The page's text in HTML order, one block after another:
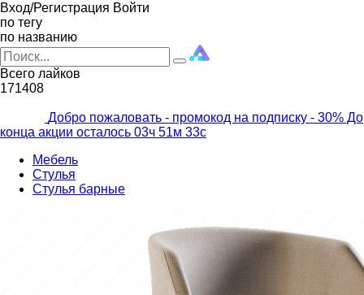
Вход/Регистрация Войти
по тегу
по названию
Всего лайков
171408
Добро пожаловать - промокод на подписку - 30% До
конца акции осталось 03ч 51м 31с
Мебель
Стулья
Стулья барные